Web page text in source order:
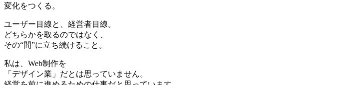
変化をつくる。
ユーザー目線と、経営者目線。
どちらかを取るのではなく、
その“間”に立ち続けること。
私は、Web制作を
「デザイン業」だとは思っていません。